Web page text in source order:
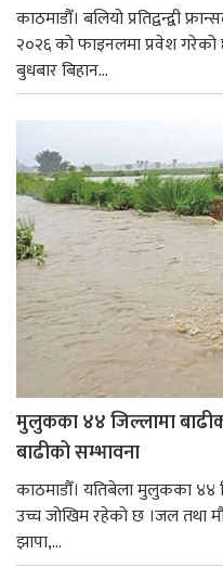
काठमाडौँ। बलियो प्रतिद्वन्द्वी
२०२६ को फाइनलमा प्रवेश
बुधबार बिहान...
मुलुकका ४४ जिल्लामा
बाढीको सम्भावना
काठमाडौँ। यतिबेला मुलुकका
उच्च जोखिम रहेको छ ।जल तथा
झापा,...